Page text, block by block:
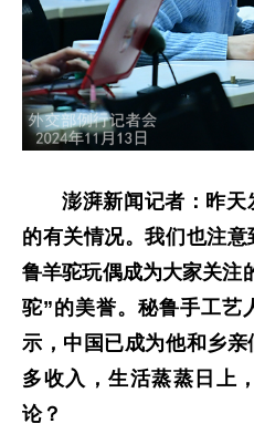
澎湃新闻记者：昨
的有关情况。我们也注
鲁羊驼玩偶成为大家关注
驼”的美誉。秘鲁手工艺
示，中国已成为他和乡
多收入，生活蒸蒸日上
论？